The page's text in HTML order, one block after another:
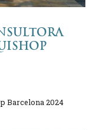
Barcelona 2024